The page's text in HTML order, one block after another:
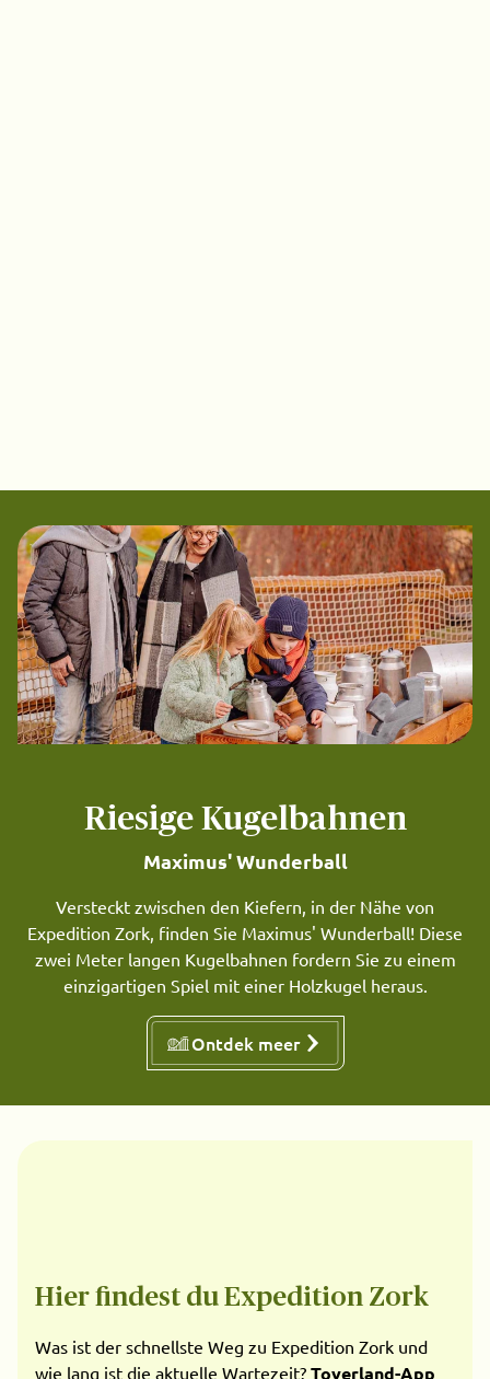
Riesige Kugelbahnen
Maximus' Wunderball
Versteckt zwischen den Kiefern, in der Nähe von
Expedition Zork, finden Sie Maximus' Wunderball! Diese
zwei Meter langen Kugelbahnen fordern Sie zu einem
einzigartigen Spiel mit einer Holzkugel heraus.
Ontdek meer
Hier findest du Expedition Zork
Was ist der schnellste Weg zu Expedition Zork und
wie lang ist die aktuelle Wartezeit? Toverland-App